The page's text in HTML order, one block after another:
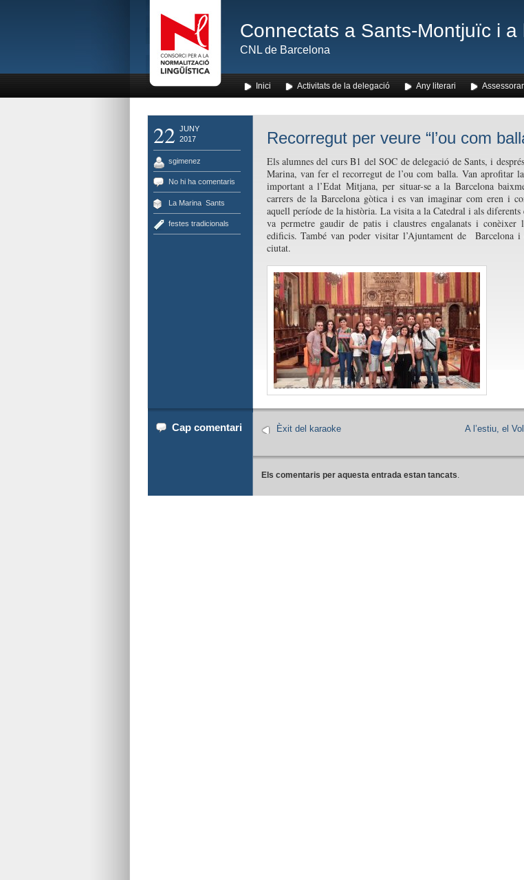
Connectats a Sants-Montjuïc i a
CNL de Barcelona
Inici Activitats de la delegació Any literari
22 JUNY
2017
sgimenez
No hi ha comentaris
La Marina, Sants
festes tradicionals
Recorregut per veure “l’ou com
Els alumnes del curs B1 del SOC de delegació de Sants, i
Marina, van fer el recorregut de l’ou com balla. Van aprofitar
important a l’Edat Mitjana, per situar-se a la Barcelona
carrers de la Barcelona gòtica i es van imaginar com eren i
aquell període de la història. La visita a la Catedral i als
va permetre gaudir de patis i claustres engalanats i conèixer
edificis. També van poder visitar l’Ajuntament de Barcelona
ciutat.
Cap comentari
A l’estiu, el
Èxit del karaoke
Els comentaris per aquesta entrada estan tancats.